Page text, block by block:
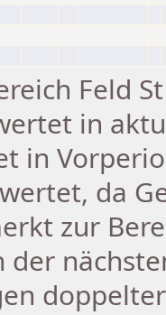
Feld
in
in
da
zur
der